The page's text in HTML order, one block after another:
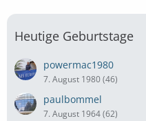
Heutige Geburtstage
powermac1980
7. August 1980 (46)
paulbommel
7. August 1964 (62)